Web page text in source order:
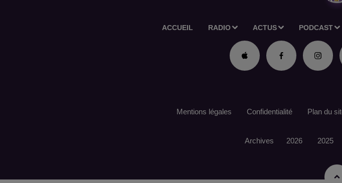
ACCUEIL RADIO ACTUS PODCAST
Mentions légales Confidentialité Plan du
Archives 2026 2025